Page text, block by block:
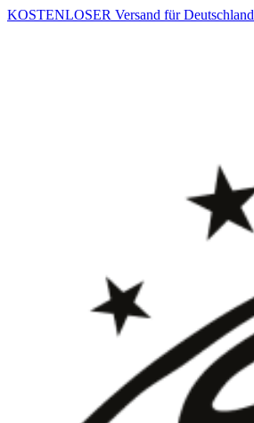
KOSTENLOSER Versand für Deutschland